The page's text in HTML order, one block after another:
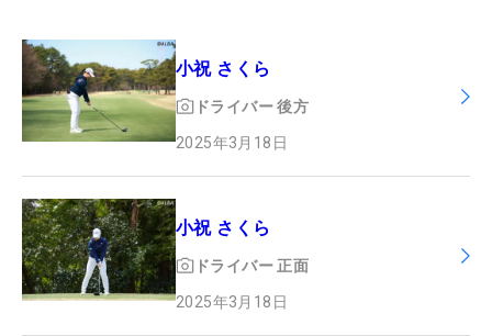
小祝 さくら
ドライバー 後方
2025年3月18日
小祝 さくら
ドライバー 正面
2025年3月18日